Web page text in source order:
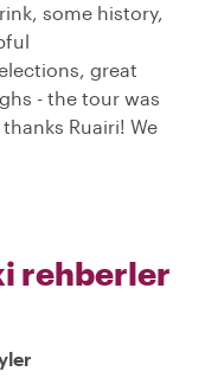
some history,
great
- the tour was
Ruairi! We
rehberler